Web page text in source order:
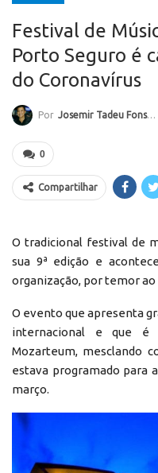
Festival de
Porto Seguro é
do Coronavírus
Por Josemir Tadeu Fonseca
0
Compartilhar
O tradicional festival de
sua 9ª edição e
organização, por temor ao
O evento que apresenta
internacional e que é
Mozarteum, mesclando
estava programado para
março.